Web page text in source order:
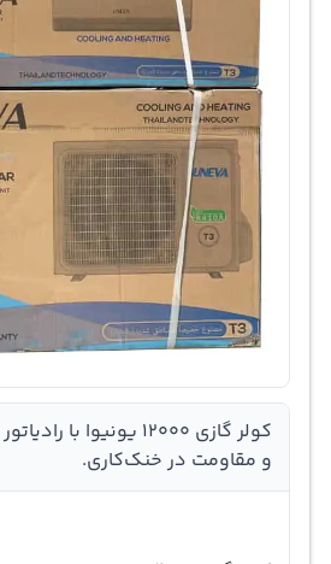
کولر گازی 12000 یونیوا
و مقاومت در خنک‌کاری.